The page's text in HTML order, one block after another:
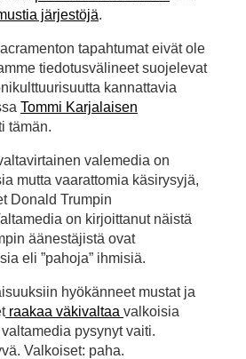
järjestöjä.
tapahtumat eivät ole
tiedotusvälineet suojelevat
kannattavia
Tommi Karjalaisen
tämän.
valemedia on
mutta vaarattomia käsirysyjä,
Donald Trumpin
on kirjoittanut näistä
äänestäjistä ovat
eli ”pahoja” ihmisiä.
hyökänneet mustat ja
raakaa väkivaltaa valkoisia
pysynyt vaiti.
Valkoiset: paha.